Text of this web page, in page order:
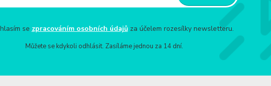
se zpracováním osobních údajůza účelem rozesílky newsletteru.
Můžete se kdykoli odhlásit. Zasíláme jednou za 14 dní.